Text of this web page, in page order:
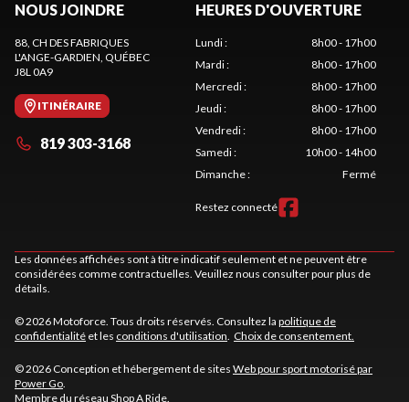
NOUS JOINDRE
88, CH DES FABRIQUES
L'ANGE-GARDIEN, QUÉBEC
J8L 0A9
ITINÉRAIRE
819 303-3168
HEURES D'OUVERTURE
Lundi:
8h00 - 17h00
Mardi:
8h00 - 17h00
Mercredi:
8h00 - 17h00
Jeudi:
8h00 - 17h00
Vendredi:
8h00 - 17h00
Samedi:
10h00 - 14h00
Dimanche: Fermé
Restez connecté
Les données affichées sont à titre indicatif seulement et ne peuvent être
considérées comme contractuelles. Veuillez nous consulter pour plus de
détails.
© 2026 Motoforce. Tous droits réservés. Consultez la politique de
confidentialité et les conditions d'utilisation. Choix de consentement.
© 2026 Conception et hébergement de sites Web pour sport motorisé par
Power Go.
Membre du réseau Shop A Ride.